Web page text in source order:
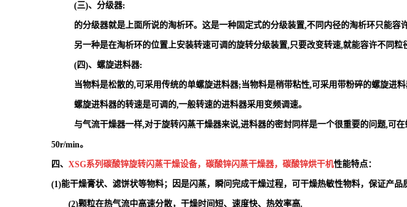
(三)、分级器:
的分级器就是上面所说的淘析环。这是一种固定式的分级装置,不同内径的淘析环只能容
另一种是在淘析环的位置上安装转速可调的旋转分级装置,只要改变转速,就能容许不同粒
(四)、螺旋进料器:
当物料是松散的,可采用传统的单螺旋进料器;当物料是稍带粘性,可采用带粉碎的螺旋进
螺旋进料器的转速是可调的,一般转速的进料器采用变频调速。
与气流干燥器一样,对于旋转闪蒸干燥器来说,进料器的密封同样是一个很重要的问题,可
50r/min。
四、 XSG系列碳酸锌旋转闪蒸干燥设备，碳酸锌闪蒸干燥器， 碳酸锌烘干机性能特点：
(1)能干燥膏状、滤饼状等物料；因是闪蒸，瞬问完成干燥过程，可干燥热敏性物料，保证产
(2)颗粒在热气流中高速分散，干燥时间短、速度快、热效率高.